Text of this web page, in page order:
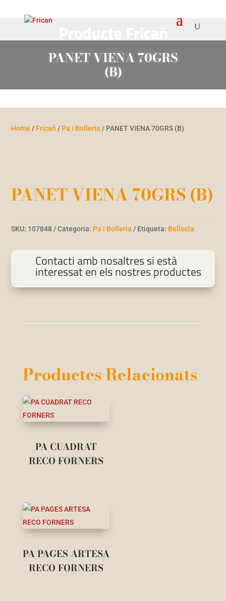
PANET VIENA 70GRS
(B)
Home / Fricañ / Pa i Bolleria / PANET VIENA 70GRS (B)
PANET VIENA 70GRS (B)
SKU: 107848 Categoria: Pa i Bolleria Etiqueta: Bellsola
Contacti amb nosaltres si està
interessat en els nostres productes
Productes Relacionats
PA CUADRAT
RECO FORNERS
PA PAGES ARTESA
RECO FORNERS